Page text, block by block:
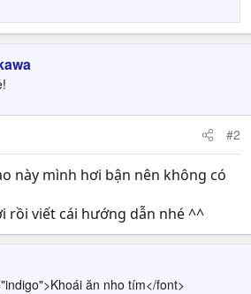
#2
này mình hơi bận nên không có
rồi viết cái hướng dẫn nhé ^^
ăn nho tím</font>